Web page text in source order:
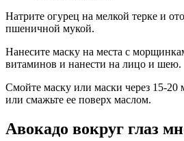
Натрите огурец на мелкой терке и
пшеничной мукой.
Нанесите маску на места с
витаминов и нанести на лицо и шею.
Смойте маску или маски через 15-20
или смажьте ее поверх маслом.
Авокадо вокруг глаз